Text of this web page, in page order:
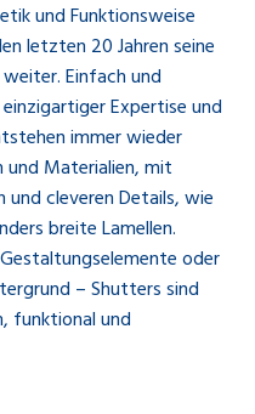
und Funktionsweise
letzten 20 Jahren seine
Einfach und
Expertise und
immer wieder
und Materialien, mit
und cleveren Details, wie
breite Lamellen.
oder
– Shutters sind
funktional und